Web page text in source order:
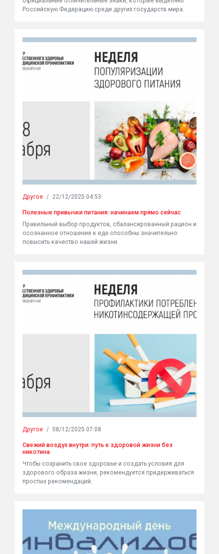
Российскую Федерацию среди других государств мира.
Другое / 22/12/2025 04:53
Полезные привычки питания: начинаем прямо сейчас
Правильный выбор продуктов, сбалансированный рацион и
осознанное отношение к еде способны значительно
повысить качество нашей жизни.
Другое / 08/12/2025 07:08
Свежий воздух внутри: путь к здоровой жизни без
никотина
Чтобы сохранить свое здоровье и создать условия для
здорового образа жизни, рекомендуется придерживаться
простых рекомендаций.